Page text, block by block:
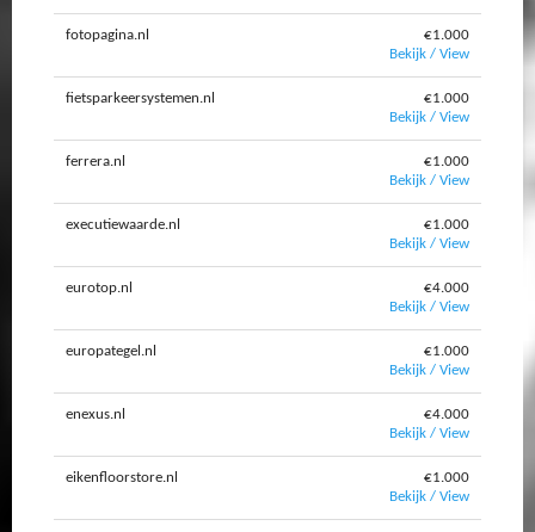
fotopagina.nl
€1.000
Bekijk / View
fietsparkeersystemen.nl
€1.000
Bekijk / View
ferrera.nl
€1.000
Bekijk / View
executiewaarde.nl
€1.000
Bekijk / View
eurotop.nl
€4.000
Bekijk / View
europategel.nl
€1.000
Bekijk / View
enexus.nl
€4.000
Bekijk / View
eikenfloorstore.nl
€1.000
Bekijk / View